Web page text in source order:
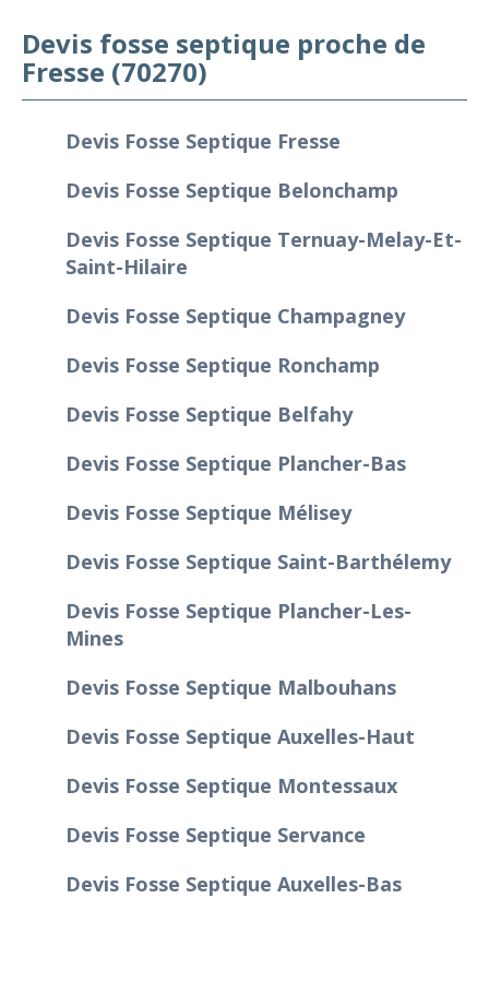
Devis fosse septique proche de
Fresse (70270)
Devis Fosse Septique Fresse
Devis Fosse Septique Belonchamp
Devis Fosse Septique Ternuay-Melay-Et-
Saint-Hilaire
Devis Fosse Septique Champagney
Devis Fosse Septique Ronchamp
Devis Fosse Septique Belfahy
Devis Fosse Septique Plancher-Bas
Devis Fosse Septique Mélisey
Devis Fosse Septique Saint-Barthélemy
Devis Fosse Septique Plancher-Les-
Mines
Devis Fosse Septique Malbouhans
Devis Fosse Septique Auxelles-Haut
Devis Fosse Septique Montessaux
Devis Fosse Septique Servance
Devis Fosse Septique Auxelles-Bas